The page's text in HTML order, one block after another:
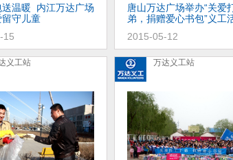
送温暖 内江万达广场
留守儿童
15
唐山万达广场举办“关爱
弟，捐赠爱心书包”义工
2015-05-12
义工站 万达义工站